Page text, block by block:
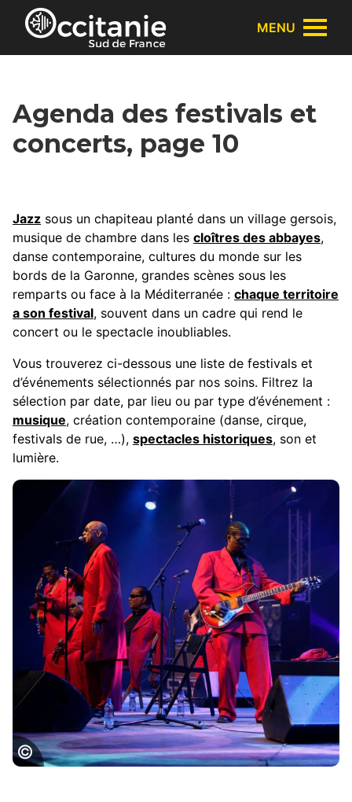
Panneau de gestion des cookies
MENU
Agenda des festivals et
concerts, page 10
Jazz sous un chapiteau planté dans un village gersois,
musique de chambre dans les cloîtres des abbayes,
danse contemporaine, cultures du monde sur les
bords de la Garonne, grandes scènes sous les
remparts ou face à la Méditerranée : chaque territoire
a son festival, souvent dans un cadre qui rend le
concert ou le spectacle inoubliables.
Vous trouverez ci-dessous une liste de festivals et
d’événements sélectionnés par nos soins. Filtrez la
sélection par date, par lieu ou par type d’événement :
musique, création contemporaine (danse, cirque,
festivals de rue, …), spectacles historiques, son et
lumière.